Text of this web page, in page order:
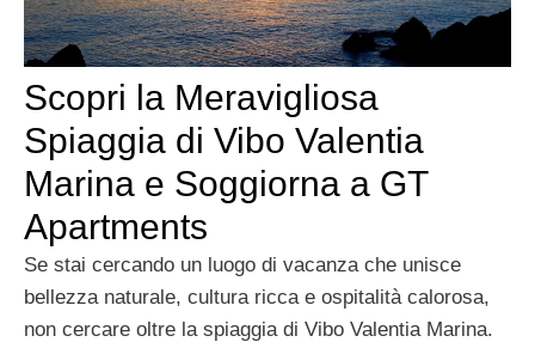
Scopri la Meravigliosa
Spiaggia di Vibo Valentia
Marina e Soggiorna a GT
Apartments
Se stai cercando un luogo di vacanza che unisce
bellezza naturale, cultura ricca e ospitalità calorosa,
non cercare oltre la spiaggia di Vibo Valentia Marina.